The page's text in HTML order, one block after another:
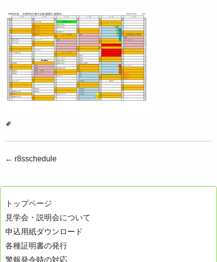
投
ビ
ゲ
ー
シ
← r8sschedule
トップページ
見学会・説明会について
申込用紙ダウンロード
各種証明書の発行
警報発令時の対応